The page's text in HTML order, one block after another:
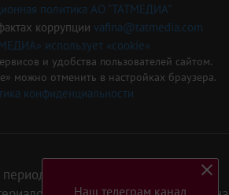
политика АО "ТАТМЕДИА"
коррупции vafina@tatmedia.com
использует «cookie»
и удобства пользователей сайтом.
можно отменить в настройках браузера.
конфиденциальности
издание «Татарстан»
Наш телеграм канал